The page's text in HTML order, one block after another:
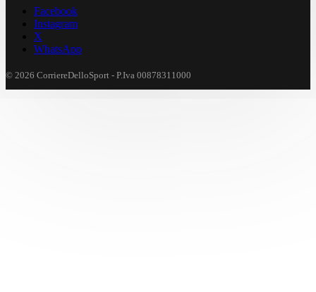
Facebook
Instagram
X
WhatsApp
© 2026 CorriereDelloSport - P.Iva 00878311000